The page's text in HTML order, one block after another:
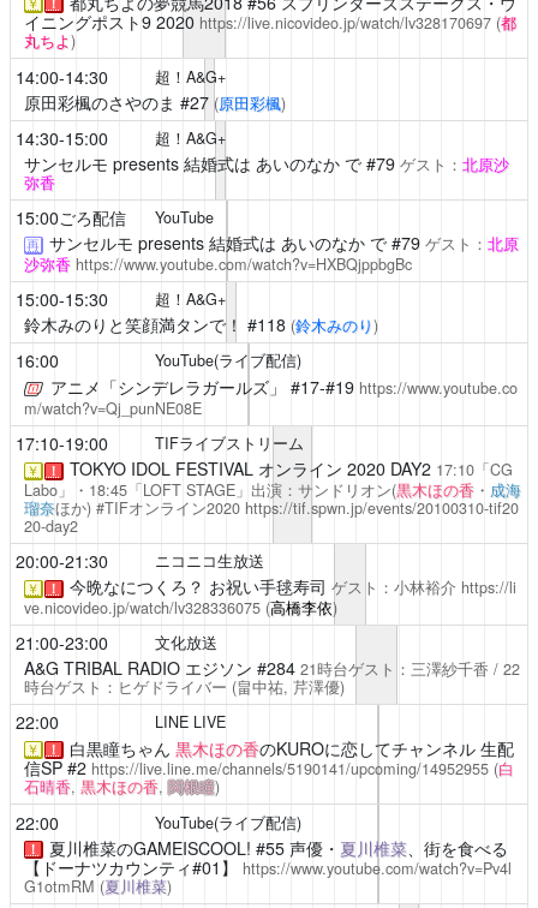
イニングポスト9 2020 https://live.nicovideo.jp/watch/lv328170697 (都
丸ちよ)
14:00-14:30 超！A&G+
原田彩楓のさやのま #27 (原田彩楓)
14:30-15:00 超！A&G+
サンセルモ presents 結婚式は あいのなか で#79 ゲスト： 北原沙
弥香
15:00ごろ配信 YouTube
再 サンセルモ presents 結婚式は あいのなか で#79 ゲスト： 北原
沙弥香 https://www.youtube.com/watch?v=HXBQjppbgBc
15:00-15:30 超！A&G+
鈴木みのりと笑顔満タンで！ #118 (鈴木みのり)
16:00 YouTube(ライブ配信)
アニメ「シンデレラガールズ」 #17-#19 https://www.youtube.co
m/watch?v=Qj_punNE08E
17:10-19:00 TIFライブストリーム
￥ ！ TOKYO IDOL FESTIVAL オンライン 2020 DAY2 17:10「CG
Labo」・18:45「LOFT STAGE」出演：サンドリオン(黒木ほの香・ 成海
瑠奈ほか) #TIFオンライン2020 https://tif.spwn.jp/events/20100310-tif20
20-day2
20:00-21:30 ニコニコ生放送
￥ ！ 今晩なにつくろ？ お祝い手毬寿司 ゲスト：小林裕介 https://li
ve.nicovideo.jp/watch/lv328336075 (高橋李依)
21:00-23:00 文化放送
A&G TRIBAL RADIO エジソン #284 21時台ゲスト：三澤紗千香 / 22
時台ゲスト：ヒゲドライバー (畠中祐, 芹澤優)
22:00 LINE LIVE
￥ ！ 白黒瞳ちゃん 黒木ほの香のKUROに恋してチャンネル 生配
信SP #2 https://live.line.me/channels/5190141/upcoming/14952955 (白
石晴香, 黒木ほの香,関根瞳)
22:00 YouTube(ライブ配信)
！ 夏川椎菜のGAMEISCOOL! #55 声優・ 夏川椎菜、街を食べる
【ドーナツカウンティ#01】
https://www.youtube.com/watch?v=Pv4l
G1otmRM (夏川椎菜)